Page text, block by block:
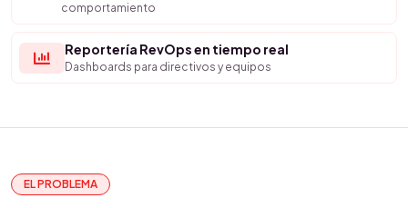
comportamiento
Reportería RevOps en tiempo real
Dashboards para directivos y equipos
EL PROBLEMA